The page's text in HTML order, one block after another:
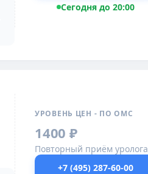
Сегодня до 20:00
УРОВЕНЬ ЦЕН - ПО ОМС
1400 ₽
Повторный приём уролога
+7 (495) 287-60-00